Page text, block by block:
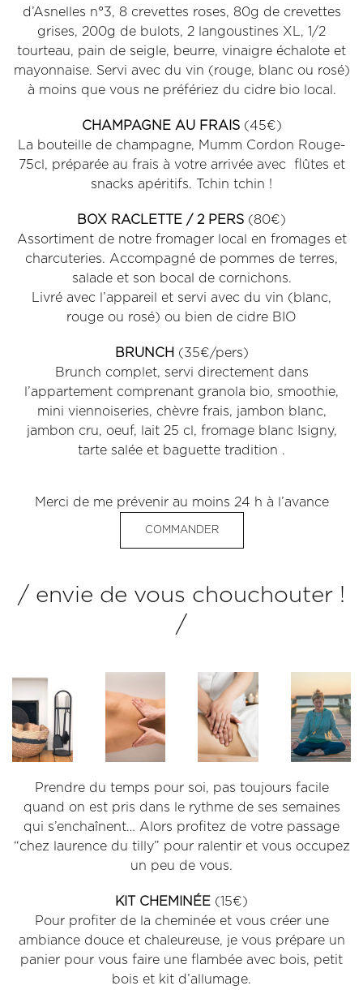
d’Asnelles n°3, 8 crevettes roses, 80g de crevettes
grises, 200g de bulots, 2 langoustines XL, 1/2
tourteau, pain de seigle, beurre, vinaigre échalote et
mayonnaise. Servi avec du vin (rouge, blanc ou rosé)
à moins que vous ne préfériez du cidre bio local.
CHAMPAGNE AU FRAIS(45€)
La bouteille de champagne, Mumm Cordon Rouge-
75cl, préparée au frais à votre arrivée avec flûtes et
snacks apéritifs. Tchin tchin !
BOX RACLETTE / 2 PERS (80€)
Assortiment de notre fromager local en fromages et
charcuteries. Accompagné de pommes de terres,
salade et son bocal de cornichons.
Livré avec l’appareil et servi avec du vin (blanc,
rouge ou rosé) ou bien de cidre BIO
BRUNCH (35€/pers)
Brunch complet, servi directement dans
l’appartement comprenant granola bio, smoothie,
mini viennoiseries, chèvre frais, jambon blanc,
jambon cru, oeuf, lait 25 cl, fromage blanc Isigny,
tarte salée et baguette tradition .
Merci de me prévenir au moins 24 h à l’avance
COMMANDER
/ envie de vous chouchouter !
/
Prendre du temps pour soi, pas toujours facile
quand on est pris dans le rythme de ses semaines
qui s’enchaînent… Alors profitez de votre passage
“chez laurence du tilly” pour ralentir et vous occupez
un peu de vous.
KIT CHEMINÉE (15€)
Pour profiter de la cheminée et vous créer une
ambiance douce et chaleureuse, je vous prépare un
panier pour vous faire une flambée avec bois, petit
bois et kit d’allumage.